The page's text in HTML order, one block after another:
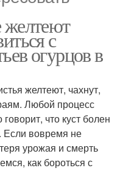
желтеют
с
огурцов в
желтеют, чахнут,
Любой процесс
что куст болен
Если вовремя не
урожая и смерть
как бороться с